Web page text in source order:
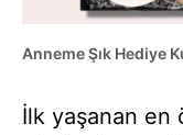
Anneme Şık Hediye
İlk yaşanan